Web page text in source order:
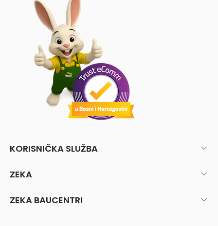
KORISNIČKA SLUŽBA
ZEKA
ZEKA BAUCENTRI